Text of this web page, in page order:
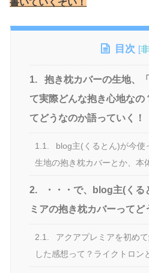
目次 [
1.
抱き枕カバーの生地、
て実際どんな抱き心地なの
てどうなのか語っていく！
1.1.
blog主(くるとん)が今使
生地の抱き枕カバーとか、本
2.
・・・で、blog主(くる
ミアの抱き枕カバーってど
2.1.
アクアプレミアを初め
した感想って？ライクトロン